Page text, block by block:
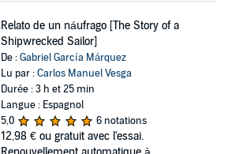
Relato de un náufrago [The Story of a
Shipwrecked Sailor]
De :Gabriel García Márquez
Lu par :Carlos Manuel Vesga
Durée : 3 h et 25 min
Langue : Espagnol
5,0
6 notations
12,98 € ou gratuit avec l'essai.